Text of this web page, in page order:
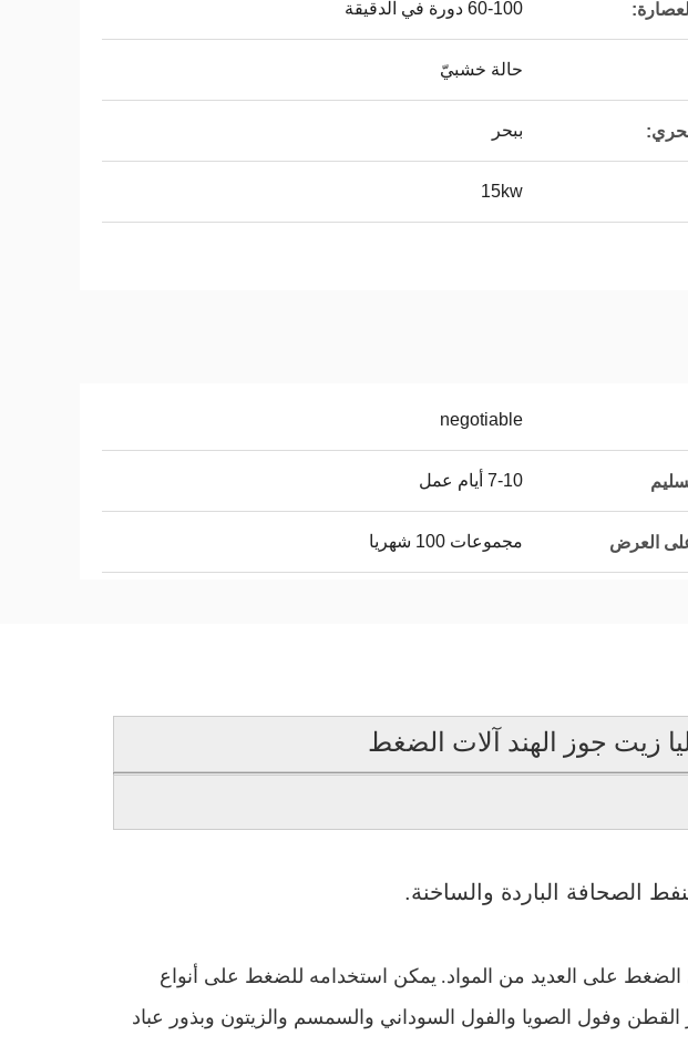
60-100 دورة في الدقيقة
حالة خشبيّ
ببحر
15kw
negotiable
7-10 أيام عمل
على العرض مجموعات 100 شهريا
زيت جوز الهند آلات الضغط
الصحافة الباردة والساخنة.
على العديد من المواد. يمكن استخدامه للضغط على أنواع
وفول الصويا والفول السوداني والسمسم والزيتون وبذور عباد